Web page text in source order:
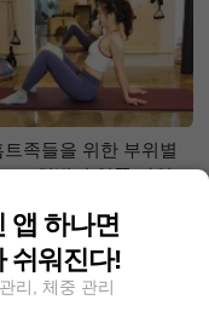
트족들을 위한 부위별
– 허벅지 안쪽 라인
앱 하나면
쉬워진다!
리, 체중 관리